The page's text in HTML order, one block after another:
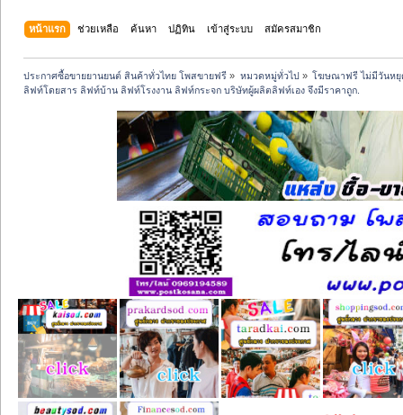
หน้าแรก ช่วยเหลือ ค้นหา ปฏิทิน เข้าสู่ระบบ สมัครสมาชิก
ประกาศซื้อขายยานยนต์ สินค้าทั่วไทย โพสขายฟรี » หมวดหมู่ทั่วไป» โฆษณาฟรี ไม่มีวันหยุ
ลิฟท์โดยสาร ลิฟท์บ้าน ลิฟท์โรงงาน ลิฟท์กระจก บริษัทผู้ผลิตลิฟท์เอง จึงมีราคาถูก.